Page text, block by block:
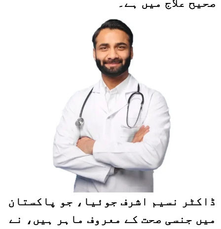
ڈاکٹر نسیم اشرف جوئیا ، جو پاکستان
میں جنسی صحت کے معروف ماہر ہیں، نے